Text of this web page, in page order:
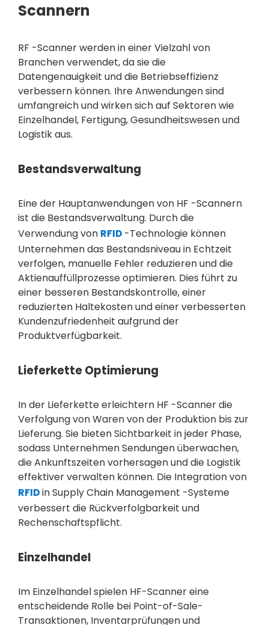
Scannern
RF -Scanner werden in einer Vielzahl von
Branchen verwendet, da sie die
Datengenauigkeit und die Betriebseffizienz
verbessern können. Ihre Anwendungen sind
umfangreich und wirken sich auf Sektoren wie
Einzelhandel, Fertigung, Gesundheitswesen und
Logistik aus.
Bestandsverwaltung
Eine der Hauptanwendungen von HF -Scannern
ist die Bestandsverwaltung. Durch die
Verwendung von RFID -Technologie können
Unternehmen das Bestandsniveau in Echtzeit
verfolgen, manuelle Fehler reduzieren und die
Aktienauffüllprozesse optimieren. Dies führt zu
einer besseren Bestandskontrolle, einer
reduzierten Haltekosten und einer verbesserten
Kundenzufriedenheit aufgrund der
Produktverfügbarkeit.
Lieferkette Optimierung
In der Lieferkette erleichtern HF -Scanner die
Verfolgung von Waren von der Produktion bis zur
Lieferung. Sie bieten Sichtbarkeit in jeder Phase,
sodass Unternehmen Sendungen überwachen,
die Ankunftszeiten vorhersagen und die Logistik
effektiver verwalten können. Die Integration von
RFIDin Supply Chain Management -Systeme
verbessert die Rückverfolgbarkeit und
Rechenschaftspflicht.
Einzelhandel
Im Einzelhandel spielen HF-Scanner eine
entscheidende Rolle bei Point-of-Sale-
Transaktionen, Inventarprüfungen und